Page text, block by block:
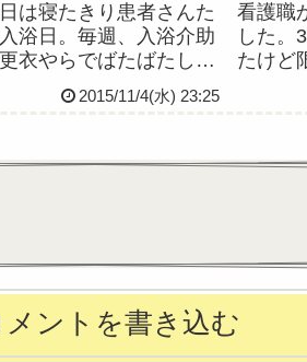
は寝たきり患者さんた
浴日。毎週、入浴介助
衣やらでばたばたしま
今日も頑張りました。明
診察にもよりけりです
のみの勤務になりそう
...
2015/11/4(水) 23:25
看護職
した。
たけど
か、
あい
を失っ
もう
メントを書き込む